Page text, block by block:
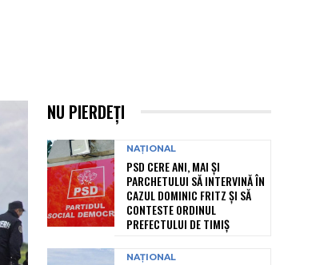
NU PIERDEȚI
NAȚIONAL
PSD CERE ANI, MAI ȘI
PARCHETULUI SĂ INTERVINĂ ÎN
CAZUL DOMINIC FRITZ ȘI SĂ
CONTESTE ORDINUL
PREFECTULUI DE TIMIȘ
NAȚIONAL